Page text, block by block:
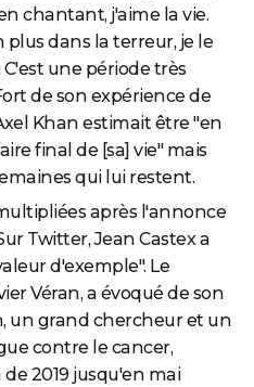
chantant, j'aime la vie.
plus dans la terreur, je le
une période très
de son expérience de
Khan estimait être "en
final de [sa] vie" mais
qui lui restent.
après l'annonce
Twitter, Jean Castex a
d'exemple". Le
Véran, a évoqué de son
un grand chercheur et un
contre le cancer,
2019 jusqu'en mai